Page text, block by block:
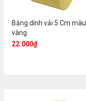
Băng dính vải 5 Cm màu
vàng
22.000₫